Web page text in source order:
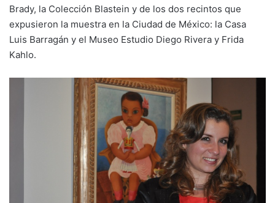
Brady, la Colección Blastein y de los dos recintos que
expusieron la muestra en la Ciudad de México: la Casa
Luis Barragán y el Museo Estudio Diego Rivera y Frida
Kahlo.